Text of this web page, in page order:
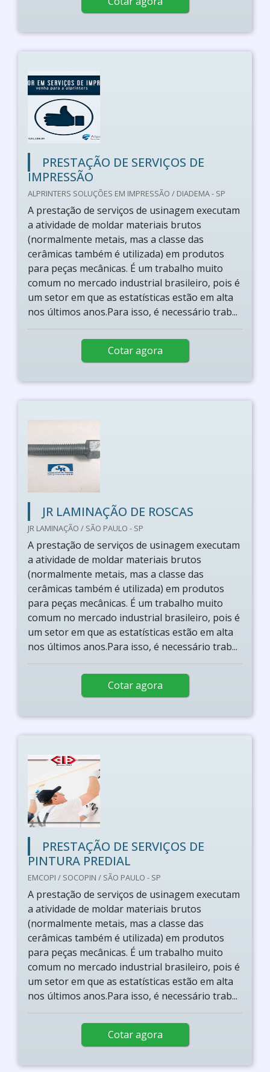
PRESTAÇÃO DE SERVIÇOS DE
IMPRESSÃO
ALPRINTERS SOLUÇÕES EM IMPRESSÃO / DIADEMA - SP
A prestação de serviços de usinagem executam
a atividade de moldar materiais brutos
(normalmente metais, mas a classe das
cerâmicas também é utilizada) em produtos
para peças mecânicas. É um trabalho muito
comum no mercado industrial brasileiro, pois é
um setor em que as estatísticas estão em alta
nos últimos anos.Para isso, é necessário trab...
Cotar agora
JR LAMINAÇÃO DE ROSCAS
JR LAMINAÇÃO / SÃO PAULO - SP
A prestação de serviços de usinagem executam
a atividade de moldar materiais brutos
(normalmente metais, mas a classe das
cerâmicas também é utilizada) em produtos
para peças mecânicas. É um trabalho muito
comum no mercado industrial brasileiro, pois é
um setor em que as estatísticas estão em alta
nos últimos anos.Para isso, é necessário trab...
Cotar agora
PRESTAÇÃO DE SERVIÇOS DE
PINTURA PREDIAL
EMCOPI / SOCOPIN / SÃO PAULO - SP
A prestação de serviços de usinagem executam
a atividade de moldar materiais brutos
(normalmente metais, mas a classe das
cerâmicas também é utilizada) em produtos
para peças mecânicas. É um trabalho muito
comum no mercado industrial brasileiro, pois é
um setor em que as estatísticas estão em alta
nos últimos anos.Para isso, é necessário trab...
Cotar agora